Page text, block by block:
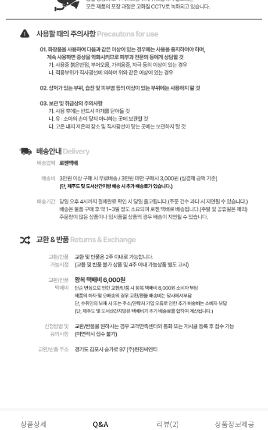
상품상세 Q&A 리뷰(2) 상품정보제공